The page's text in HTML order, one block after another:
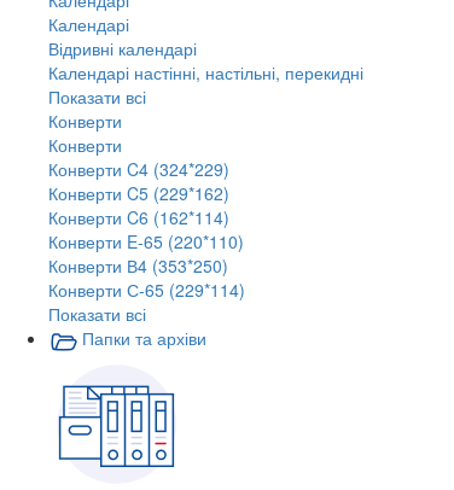
Календарі
Відривні календарі
Календарі настінні, настільні, перекидні
Показати всі
Конверти
Конверти
Конверти C4 (324*229)
Конверти C5 (229*162)
Конверти C6 (162*114)
Конверти E-65 (220*110)
Конверти В4 (353*250)
Конверти С-65 (229*114)
Показати всі
Папки та архіви